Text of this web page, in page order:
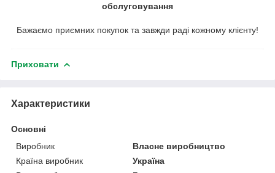
обслуговування
Бажаємо приємних покупок та завжди раді кожному клієнту!
Приховати
Характеристики
Основні
Виробник
Власне виробництво
Країна виробник
Україна